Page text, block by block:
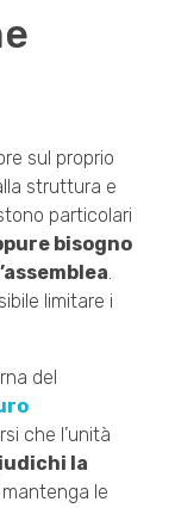
sul proprio
struttura e
particolari
bisogno
.
limitare i
del
che l’unità
la
le